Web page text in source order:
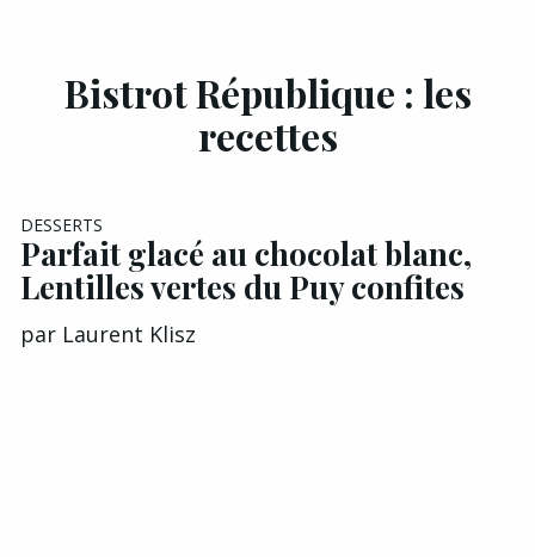
Bistrot République : les
recettes
DESSERTS
Parfait glacé au chocolat blanc,
Lentilles vertes du Puy confites
par Laurent Klisz